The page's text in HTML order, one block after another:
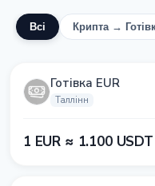
Всі Крипта →
Готівка EUR
Таллінн
1​ EUR ≈ 1​.1​0​0​ USDT